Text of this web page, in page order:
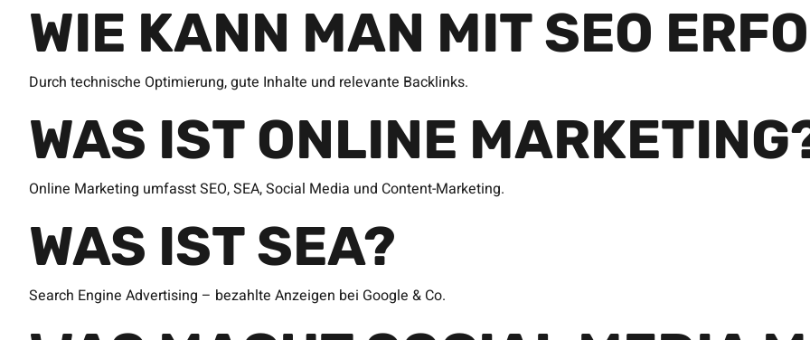
WIE KANN MAN MIT SEO
Durch technische Optimierung, gute Inhalte und relevante Backlinks.
WAS IST ONLINE
Online Marketing umfasst SEO, SEA, Social Media und Content-Marketing.
WAS IST SEA?
Search Engine Advertising – bezahlte Anzeigen bei Google & Co.